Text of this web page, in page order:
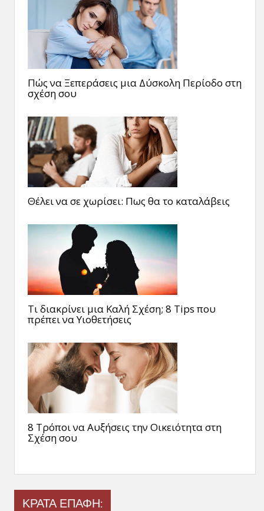
Πώς να Ξεπεράσεις μια Δύσκολη Περίοδο στη
σχέση σου
Θέλει να σε χωρίσει: Πως θα το καταλάβεις
Τι διακρίνει μια Καλή Σχέση; 8 Tips που
πρέπει να Υιοθετήσεις
8 Τρόποι να Αυξήσεις την Οικειότητα στη
Σχέση σου
ΚΡΑΤΑ ΕΠΑΦΗ: